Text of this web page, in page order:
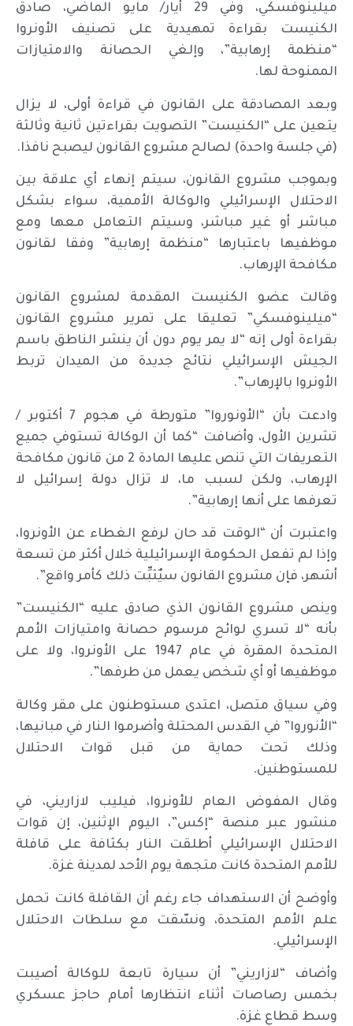
ميلينوفسكي، وفي 29 أيار/ مايو الماضي، صادق
الكنيست بقراءة تمهيدية على تصنيف الأونروا
“منظمة إرهابية”، وإلغي الحصانة والامتيازات
الممنوحة لها.
وبعد المصادقة على القانون في قراءة أولى، لا يزال
يتعين على “الكنيست” التصويت بقراءتين ثانية وثالثة
(في جلسة واحدة) لصالح مشروع القانون ليصبح نافذا.
وبموجب مشروع القانون، سيتم إنهاء أي علاقة بين
الاحتلال الإسرائيلي والوكالة الأممية، سواء بشكل
مباشر أو غير مباشر، وسيتم التعامل معها ومع
موظفيها باعتبارها “منظمة إرهابية” وفقا لقانون
مكافحة الإرهاب.
وقالت عضو الكنيست المقدمة لمشروع القانون
“ميلينوفسكي” تعليقا على تمرير مشروع القانون
بقراءة أولى إنه “لا يمر يوم دون أن ينشر الناطق باسم
الجيش الإسرائيلي نتائج جديدة من الميدان تربط
الأونروا بالإرهاب”.
وادعت بأن “الأونوروا” متورطة في هجوم 7 أكتوبر /
تشرين الأول، وأضافت “كما أن الوكالة تستوفي جميع
التعريفات التي تنص عليها المادة 2 من قانون مكافحة
الإرهاب، ولكن لسبب ما، لا تزال دولة إسرائيل لا
تعرفها على أنها إرهابية”.
واعتبرت أن “الوقت قد حان لرفع الغطاء عن الأونروا،
وإذا لم تفعل الحكومة الإسرائيلية خلال أكثر من تسعة
أشهر، فإن مشروع القانون سيٌثبِّت ذلك كأمر واقع”.
وينص مشروع القانون الذي صادق عليه “الكنيست”
بأنه “لا تسري لوائح مرسوم حصانة وامتيازات الأمم
المتحدة المقرة في عام 1947 على الأونروا، ولا على
موظفيها أو أي شخص يعمل من طرفها”.
وفي سياق متصل، اعتدى مستوطنون على مقر وكالة
“الأنوروا” في القدس المحتلة وأضرموا النار في مبانيها،
وذلك تحت حماية من قبل قوات الاحتلال
للمستوطنين.
وقال المفوض العام للأونروا، فيليب لازاريني، في
منشور عبر منصة “إكس”، اليوم الإثنين، إن قوات
الاحتلال الإسرائيلي أطلقت النار بكثافة على قافلة
للأمم المتحدة كانت متجهة يوم الأحد لمدينة غزة.
وأوضح أن الاستهداف جاء رغم أن القافلة كانت تحمل
علم الأمم المتحدة، ونسّقت مع سلطات الاحتلال
الإسرائيلي.
وأضاف “لازاريني” أن سيارة تابعة للوكالة أصيبت
بخمس رصاصات أثناء انتظارها أمام حاجز عسكري
وسط قطاع غزة.